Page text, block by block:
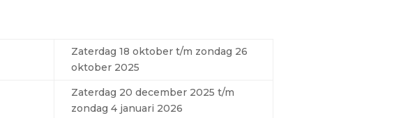
Zaterdag 18 oktober t/m zondag 26
oktober 2025
Zaterdag 20 december 2025 t/m
zondag 4 januari 2026